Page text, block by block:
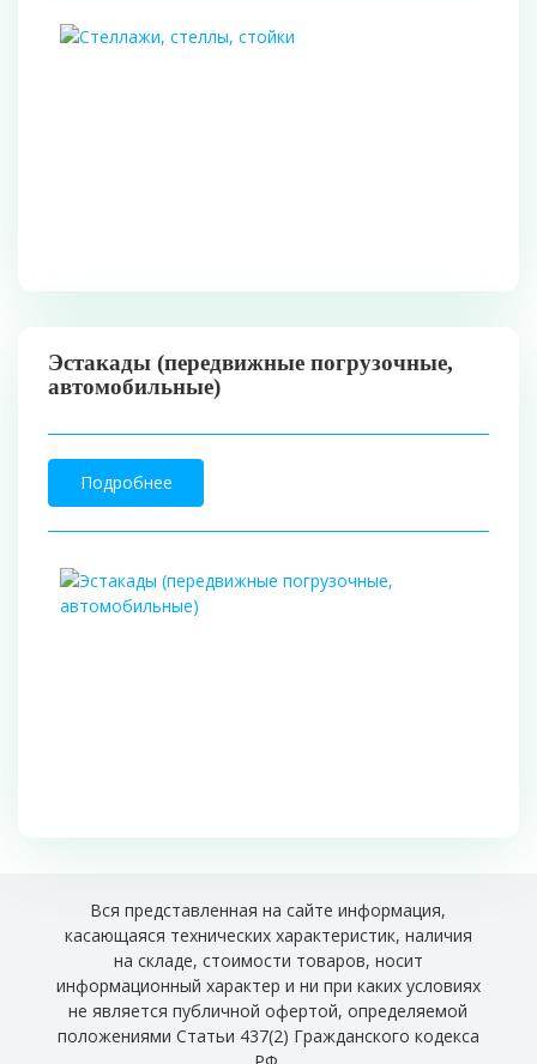
Эстакады (передвижные погрузочные,
автомобильные)
Подробнее
Вся представленная на сайте информация,
касающаяся технических характеристик, наличия
на складе, стоимости товаров, носит
информационный характер и ни при каких условиях
не является публичной офертой, определяемой
положениями Статьи 437(2) Гражданского кодекса